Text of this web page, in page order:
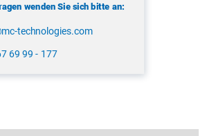
wenden Sie sich bitte an:
technologies.com
69 99 - 177